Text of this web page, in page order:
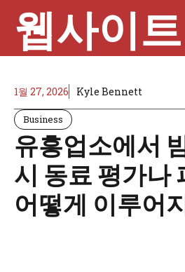
content
웹사이트
1월 27, 2026 Kyle Bennett
Business
유흥업소에서
시 동료 평가나
어떻게 이루어